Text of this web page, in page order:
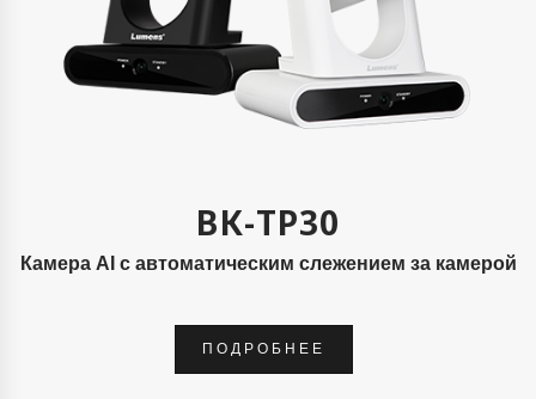
ВК-ТР30
Камера AI с автоматическим слежением за камерой
ПОДРОБНЕЕ